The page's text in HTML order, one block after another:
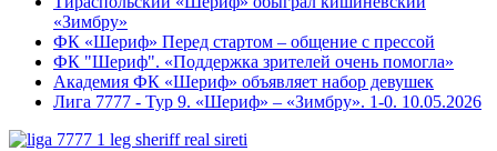
«Зимбру»
ФК «Шериф» Перед стартом – общение с прессой
ФК "Шериф". «Поддержка зрителей очень помогла»
Академия ФК «Шериф» объявляет набор девушек
Лига 7777 - Тур 9. «Шериф» – «Зимбру». 1-0. 10.05.2026